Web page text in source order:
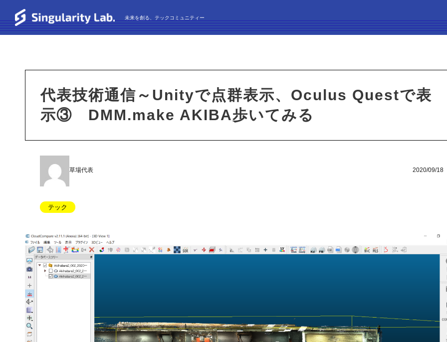
未来を創る、テックコミュニティー
代表技術通信～Unityで点群表示、Oculus Questで表
示③ DMM.make AKIBA歩いてみる
草場代表 2020/09/18
テック